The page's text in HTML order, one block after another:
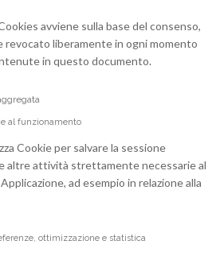
avviene sulla base del consenso,
revocato liberamente in ogni momento
in questo documento.
al funzionamento
Cookie per salvare la sessione
altre attività strettamente necessarie al
ad esempio in relazione alla
ottimizzazione e statistica